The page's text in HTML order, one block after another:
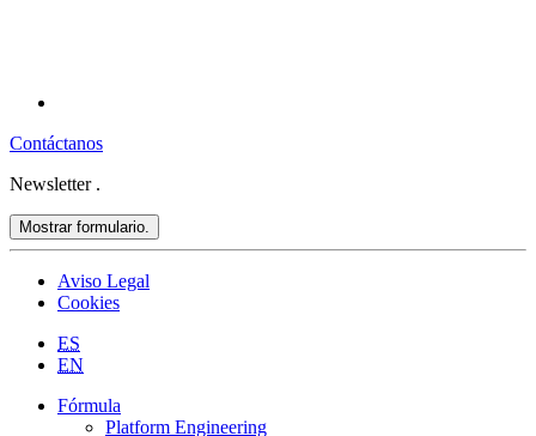
Contáctanos
Newsletter .
Mostrar formulario.
Aviso Legal
Cookies
ES
EN
Fórmula
Platform Engineering